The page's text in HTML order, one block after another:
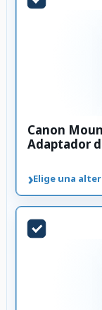
Canon
Adaptador
›Elige una